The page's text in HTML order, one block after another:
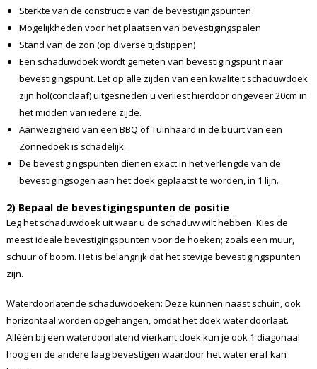
Sterkte van de constructie van de bevestigingspunten
Mogelijkheden voor het plaatsen van bevestigingspalen
Stand van de zon (op diverse tijdstippen)
Een schaduwdoek wordt gemeten van bevestigingspunt naar
bevestigingspunt. Let op alle zijden van een kwaliteit schaduwdoek
zijn hol(conclaaf) uitgesneden u verliest hierdoor ongeveer 20cm in
het midden van iedere zijde.
Aanwezigheid van een BBQ of Tuinhaard in de buurt van een
Zonnedoek is schadelijk.
De bevestigingspunten dienen exact in het verlengde van de
bevestigingsogen aan het doek geplaatst te worden, in 1 lijn.
2) Bepaal de bevestigingspunten de positie
Leg het schaduwdoek uit waar u de schaduw wilt hebben. Kies de
meest ideale bevestigingspunten voor de hoeken; zoals een muur,
schuur of boom. Het is belangrijk dat het stevige bevestigingspunten
zijn.
Waterdoorlatende schaduwdoeken: Deze kunnen naast schuin, ook
horizontaal worden opgehangen, omdat het doek water doorlaat.
Alléén bij een waterdoorlatend vierkant doek kun je ook 1 diagonaal
hoog en de andere laag bevestigen waardoor het water eraf kan